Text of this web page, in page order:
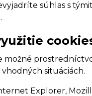
súhlas s
situáciách.
Explorer,